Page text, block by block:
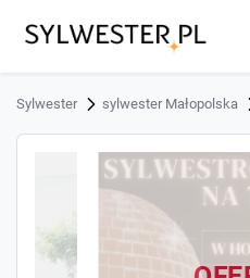
Sylwester sylwester Małopolska